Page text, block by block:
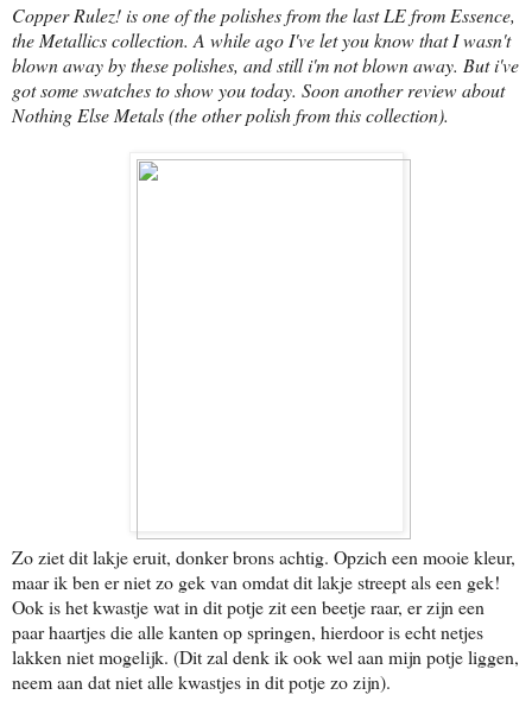
Copper Rulez! is one of the polishes from the last LE from Essence,
the Metallics collection. A while ago I've let you know that I wasn't
blown away by these polishes, and still i'm not blown away. But i've
got some swatches to show you today. Soon another review about
Nothing Else Metals (the other polish from this collection).
Zo ziet dit lakje eruit, donker brons achtig. Opzich een mooie kleur,
maar ik ben er niet zo gek van omdat dit lakje streept als een gek!
Ook is het kwastje wat in dit potje zit een beetje raar, er zijn een
paar haartjes die alle kanten op springen, hierdoor is echt netjes
lakken niet mogelijk. (Dit zal denk ik ook wel aan mijn potje liggen,
neem aan dat niet alle kwastjes in dit potje zo zijn).